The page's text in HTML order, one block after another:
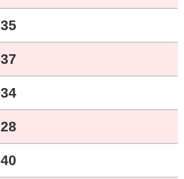
35
37
34
28
40